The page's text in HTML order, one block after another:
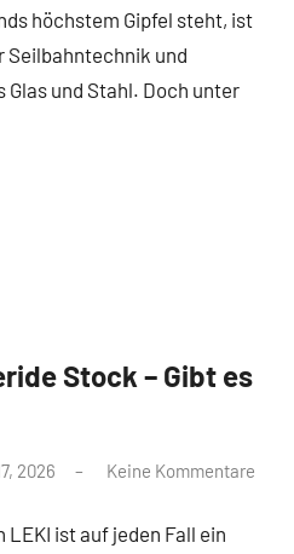
höchstem Gipfel steht, ist
Seilbahntechnik und
und Stahl. Doch unter
Stock – Gibt es
2026 Keine Kommentare
LEKI ist auf jeden Fall ein